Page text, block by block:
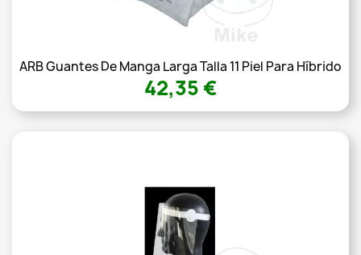
ARB Guantes De Manga Larga Talla 11 Piel Para Híbrido
42,35 €